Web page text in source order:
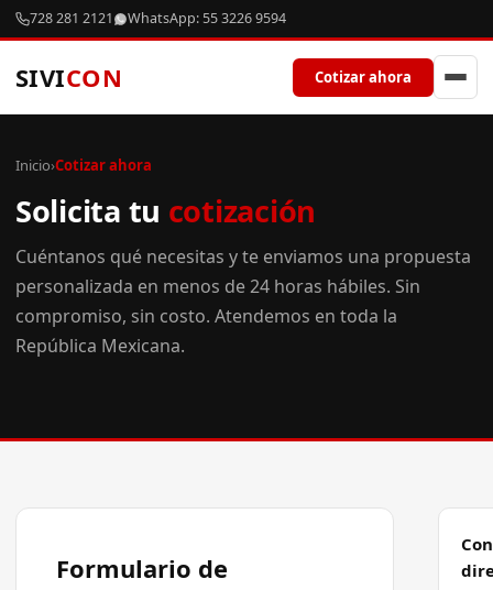
728 281 2121 WhatsApp: 55 3226 9594
SIVICON Cotizar ahora
Inicio›Cotizar ahora
Solicita tu cotización
Cuéntanos qué necesitas y te enviamos una propuesta
personalizada en menos de 24 horas hábiles. Sin
compromiso, sin costo. Atendemos en toda la
República Mexicana.
Formulario de